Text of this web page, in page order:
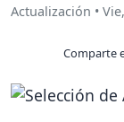
Actualización •
Comparte